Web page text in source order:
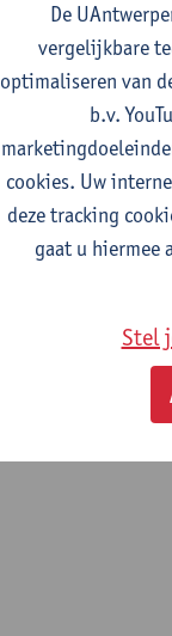
De
vergelijkbare
optimaliseren van
b.v.
cookies. Uw
deze tracking
gaat u hiermee
Stel